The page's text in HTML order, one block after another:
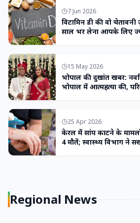
7 Jun 2026
विटामिन डी की वो
साल भर लेना आपके लिए
15 May 2026
भोपाल की दुखांत खबर:
भोपाल में आत्महत्या की,
25 Apr 2026
केरल में सांप काटने के
4 मौतें; स्वास्थ्य विभाग ने
Regional News